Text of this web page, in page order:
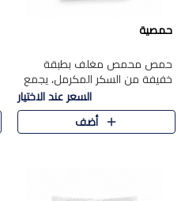
حمصية
حمص محمص مغلف بطبقة
خفيفة من السكر المكرمل، يجمع
بين القرمشة المميزة والطعم
الشرقي الأصيل في واحدة من أشهر
حلويات الموسم.
السعر عند الاختيار
أضف